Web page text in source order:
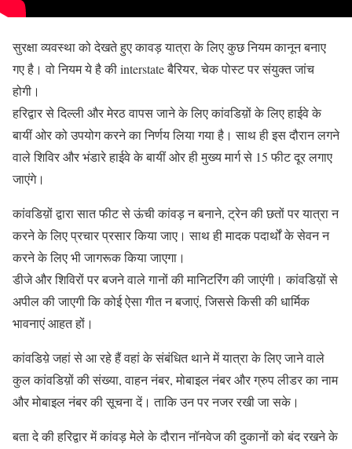
सुरक्षा व्यवस्था को देखते हुए कावड़ यात्रा के लिए कुछ नियम कानून बनाए
गए है। वो नियम ये है की interstate बैरियर, चेक पोस्ट पर संयुक्त जांच
होगी।
हरिद्वार से दिल्ली और मेरठ वापस जाने के लिए कांवडिय़ों के लिए हाईवे के
बायीं ओर को उपयोग करने का निर्णय लिया गया है। साथ ही इस दौरान लगने
वाले शिविर और भंडारे हाईवे के बायीं ओर ही मुख्य मार्ग से 15 फीट दूर लगाए
जाएंगे।
कांवडिय़ों द्वारा सात फीट से ऊंची कांवड़ न बनाने, ट्रेन की छतों पर यात्रा न
करने के लिए प्रचार प्रसार किया जाए। साथ ही मादक पदार्थों के सेवन न
करने के लिए भी जागरूक किया जाएगा।
डीजे और शिविरों पर बजने वाले गानों की मानिटरिंग की जाएंगी। कांवडिय़ों से
अपील की जाएगी कि कोई ऐसा गीत न बजाएं, जिससे किसी की धार्मिक
भावनाएं आहत हों।
कांवडिय़े जहां से आ रहे हैं वहां के संबंधित थाने में यात्रा के लिए जाने वाले
कुल कांवडिय़ों की संख्या, वाहन नंबर, मोबाइल नंबर और ग्रुप लीडर का नाम
और मोबाइल नंबर की सूचना दें। ताकि उन पर नजर रखी जा सके।
बता दे की हरिद्वार में कांवड़ मेले के दौरान नॉनवेज की दुकानों को बंद रखने के